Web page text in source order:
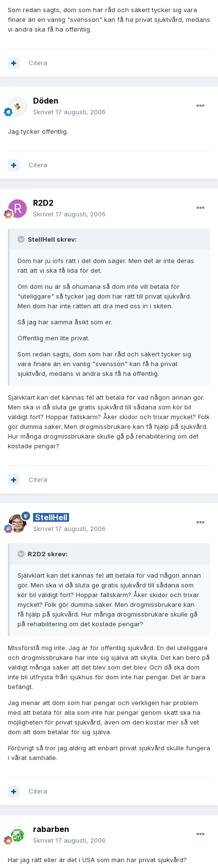
Som redan sagts, dom som har råd och säkert tycker sig vara
finare än en vanlig "svensson" kan få ha privat sjuktvård, medans
vi andra ska få ha offentlig.
Citera
Döden
Skrivet 17 augusti, 2006
Jag tycker offentlig.
Citera
R2D2
Skrivet 17 augusti, 2006
StellHell skrev:
Dom har ju iofs rätt i det dom säger. Men det är inte deras
rätt att vi ska få lida för det.
Om dom nu är så ohumana så dom inte vill betala för
"uteliggare" så tycker jag dom har rätt till privat sjukvård.
Men dom har inte rätten att dra med oss in i skiten.
Så jag har samma åsikt som er.
Offentlig men lite privat.
Som redan sagts, dom som har råd och säkert tycker sig
vara finare än en vanlig "svensson" kan få ha privat
sjuktvård, medans vi andra ska få ha offentlig.
Självklart kan det kännas fel att betala för vad någon annan gör.
Men ska vi då sluta ge gratis sjukvård till sådana som kör bil
väldigt fort? Hoppar fallskärm? Åker skidor och trixar mycket? Folk
gör dumma saker. Men drogmissbrukare kan få hjälp på sjukvård.
Hur många drogmissbrukare skulle gå på rehabilitering om det
kostade pengar?
Citera
StellHell
Skrivet 17 augusti, 2006
R2D2 skrev:
Självklart kan det kännas fel att betala för vad någon annan
gör. Men ska vi då sluta ge gratis sjukvård till sådana som
kör bil väldigt fort? Hoppar fallskärm? Åker skidor och trixar
mycket? Folk gör dumma saker. Men drogmissbrukare kan
få hjälp på sjukvård. Hur många drogmissbrukare skulle gå
på rehabilitering om det kostade pengar?
MIssförstå mig inte. Jag är för offentlig sjukvård. En del uteliggare
och drogmissbrukare har inte sig själva att skylla. Det kan bero på
väldigt många saker att det blev som det blev. Och då ska dom
inte bli utfrysta från sjukhus för dom inte har pengar. Det är bara
befängt.
Jag menar att dom som har pengar och verkligen har problem
med att betala för alla som inte har pengar genom skatt ska ha
möjligheten för privat sjukvård, även om den kostar mer så vet
dom att dom betalar för sig själva.
Förövrigt så tror jag aldrig att enbart privat sjukvård skulle fungera
i vårat samhälle.
Citera
rabarben
Skrivet 17 augusti, 2006
Har jag rätt eller är det i USA som man har privat sjukvård?